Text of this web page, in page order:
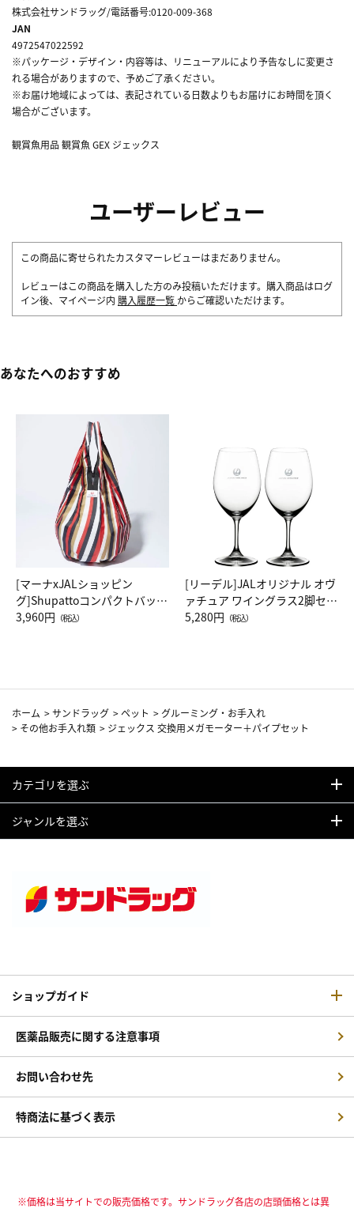
株式会社サンドラッグ/電話番号:0120-009-368
JAN
4972547022592
※パッケージ・デザイン・内容等は、リニューアルにより予告なしに変更さ
れる場合がありますので、予めご了承ください。
※お届け地域によっては、表記されている日数よりもお届けにお時間を頂く
場合がございます。
観賞魚用品 観賞魚 GEX ジェックス
ユーザーレビュー
この商品に寄せられたカスタマーレビューはまだありません。
レビューはこの商品を購入した方のみ投稿いただけます。購入商品はログ
イン後、マイページ内 購入履歴一覧 からご確認いただけます。
あなたへのおすすめ
[マーナxJALショッピン
グ]Shupattoコンパクトバッグ
Drop JAL客室乗務員（LC）ス
3,960円 （税込）
[リーデル]JALオリジナル オヴ
ァチュア ワイングラス2脚セッ
ト（レッドワイン）
5,280円 （税込）
ホーム >サンドラッグ >ペット > グルーミング・お手入れ
> その他お手入れ類 > ジェックス 交換用メガモーター＋パイプセット
カテゴリを選ぶ
ジャンルを選ぶ
ショップガイド
医薬品販売に関する注意事項
お問い合わせ先
特商法に基づく表示
※価格は当サイトでの販売価格です。サンドラッグ各店の店頭価格とは異